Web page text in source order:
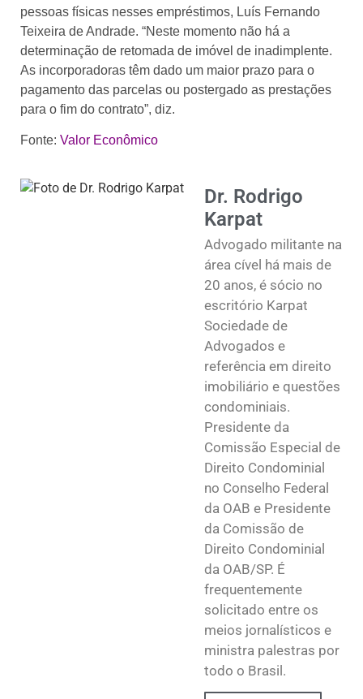
pessoas físicas nesses empréstimos, Luís Fernando
Teixeira de Andrade. “Neste momento não há a
determinação de retomada de imóvel de inadimplente.
As incorporadoras têm dado um maior prazo para o
pagamento das parcelas ou postergado as prestações
para o fim do contrato”, diz.
Fonte: Valor Econômico
Dr. Rodrigo
Karpat
Advogado militante na
área cível há mais de
20 anos, é sócio no
escritório Karpat
Sociedade de
Advogados e
referência em direito
imobiliário e questões
condominiais.
Presidente da
Comissão Especial de
Direito Condominial
no Conselho Federal
da OAB e Presidente
da Comissão de
Direito Condominial
da OAB/SP. É
frequentemente
solicitado entre os
meios jornalísticos e
ministra palestras por
todo o Brasil.